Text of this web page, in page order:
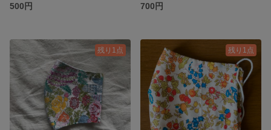
500円
700円
残り1点 残り1点